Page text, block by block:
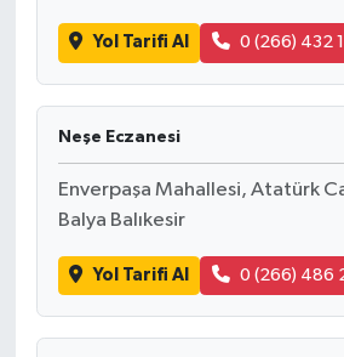
Yol Tarifi Al 0 (266) 432
Neşe Eczanesi
Enverpaşa Mahallesi, Atatürk
Balya Balıkesir
Yol Tarifi Al 0 (266) 486